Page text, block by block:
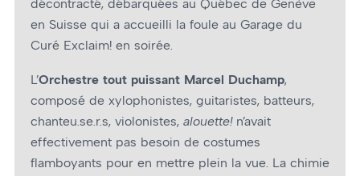
décontracté, débarquées au Québec de Genève
en Suisse qui a accueilli la foule au Garage du
Curé Exclaim! en soirée.
L’Orchestre tout puissant Marcel Duchamp,
composé de xylophonistes, guitaristes, batteurs,
chanteu.se.r.s, violonistes, alouette!n’avait
effectivement pas besoin de costumes
flamboyants pour en mettre plein la vue. La chimie